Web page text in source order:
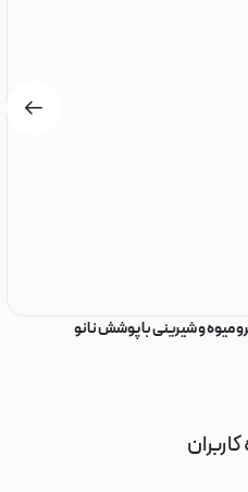
میوه و شیرینی با پوشش نانو